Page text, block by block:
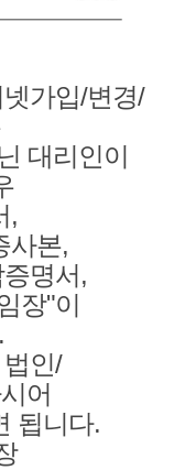
가입/변경/
대리인이
,
사본,
명서,
장"이
인/
어
됩니다.